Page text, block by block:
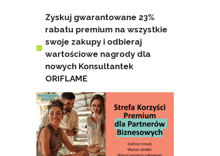
Zyskuj gwarantowane 23%
rabatu premium na wszystkie
swoje zakupy i odbieraj
wartościowe nagrody dla
nowych Konsultantek
ORIFLAME